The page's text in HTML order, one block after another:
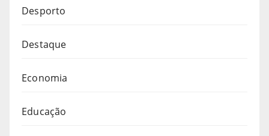
Desporto
Destaque
Economia
Educação